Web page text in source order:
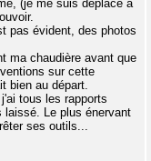
(je me suis déplacé à
pas évident, des photos
ma chaudière avant que
sur cette
bien au départ.
tous les rapports
laissé. Le plus énervant
ses outils...